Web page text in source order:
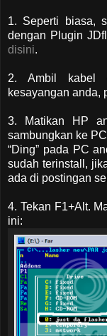
1. Seperti biasa,
dengan Plugin
disini.
2. Ambil kabel
kesayangan anda,
3. Matikan HP
sambungkan ke
“Ding” pada PC
sudah terinstall,
ada di postingan
4. Tekan F1+Alt.
ini: